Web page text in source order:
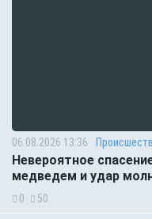
06.08.2026 13:36
Невероятное
медведем и удар
0 50